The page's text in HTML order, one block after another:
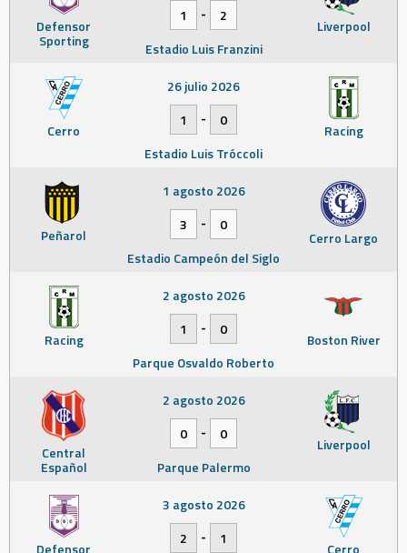
Defensor
Sporting
Liverpool
1
-
2
Estadio Luis Franzini
Cerro Racing
26 julio 2026
1
-
0
Estadio Luis Tróccoli
Peñarol Cerro Largo
1 agosto 2026
3
-
0
Estadio Campeón del Siglo
Racing Boston River
2 agosto 2026
1
-
0
Parque Osvaldo Roberto
Central
Español
Liverpool
2 agosto 2026
0
-
0
Parque Palermo
Defensor Cerro
3 agosto 2026
2
- 1